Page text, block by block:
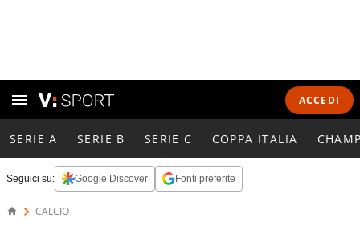
ACCEDI
SERIE A SERIE B SERIE C COPPA ITALIA
Seguici su: Google Discover Fonti preferite
CALCIO